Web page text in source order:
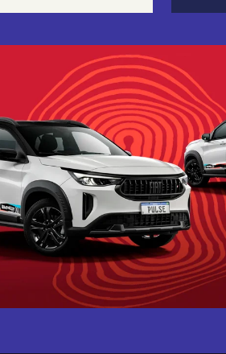
Tecnologia que acompanha o seu